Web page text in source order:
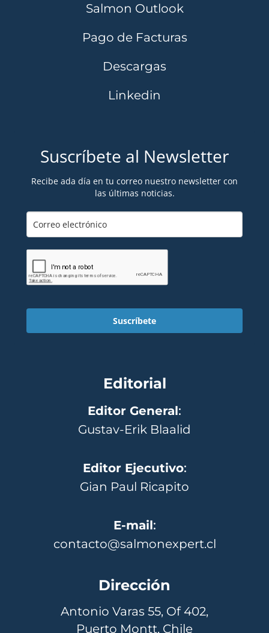
Salmon Outlook
Pago de Facturas
Descargas
Linkedin
Suscríbete al Newsletter
Recibe ada día en tu correo nuestro newsletter con
las últimas noticias.
Suscríbete
Editorial
Editor General:
Gustav-Erik Blaalid
Editor Ejecutivo:
Gian Paul Ricapito
E-mail:
contacto@salmonexpert.cl
Dirección
Antonio Varas 55, Of 402,
Puerto Montt, Chile